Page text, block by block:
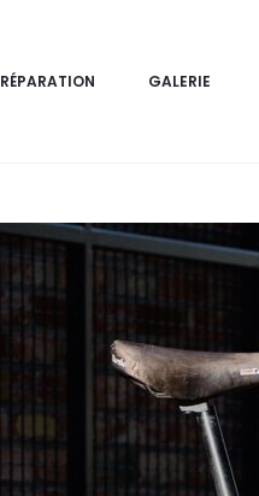
RÉPARATION GALERIE